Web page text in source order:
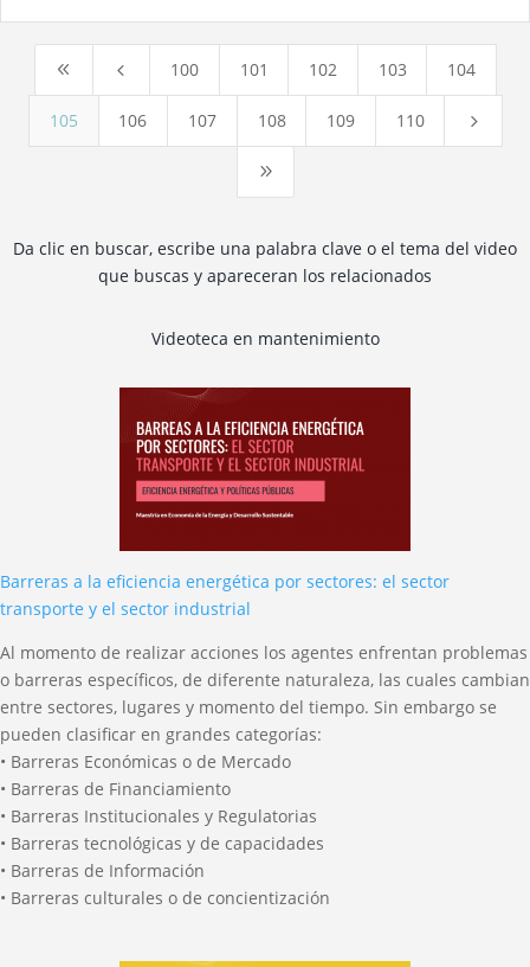
8 4 100 101 102 103 104
105 106 107 108 109 110 5
9
Da clic en buscar, escribe una palabra clave o el tema del video
que buscas y apareceran los relacionados
Videoteca en mantenimiento
Barreras a la eficiencia energética por sectores: el sector
transporte y el sector industrial
Al momento de realizar acciones los agentes enfrentan problemas
o barreras específicos, de diferente naturaleza, las cuales cambian
entre sectores, lugares y momento del tiempo. Sin embargo se
pueden clasificar en grandes categorías:
• Barreras Económicas o de Mercado
• Barreras de Financiamiento
• Barreras Institucionales y Regulatorias
• Barreras tecnológicas y de capacidades
• Barreras de Información
• Barreras culturales o de concientización